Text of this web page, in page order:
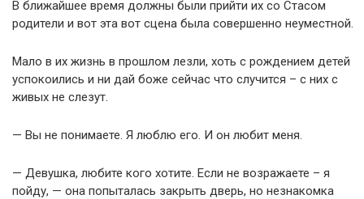
В ближайшее время должны были прийти их со Стасом
родители и вот эта вот сцена была совершенно неуместной.
Мало в их жизнь в прошлом лезли, хоть с рождением детей
успокоились и ни дай боже сейчас что случится – с них с
живых не слезут.
— Вы не понимаете. Я люблю его. И он любит меня.
— Девушка, любите кого хотите. Если не возражаете – я
пойду, — она попыталась закрыть дверь, но незнакомка